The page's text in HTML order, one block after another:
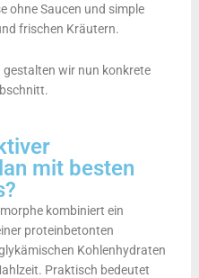
ohne Saucen und simple
frischen Kräutern.
wir nun konkrete
mit besten
kombiniert ein
proteinbetonten
Kohlenhydraten
Praktisch bedeutet